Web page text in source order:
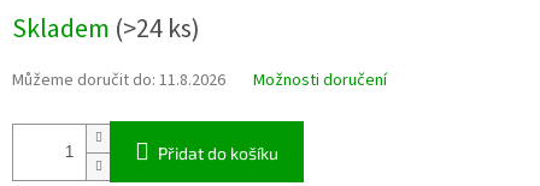
cena:
Skladem (>24 ks)
Můžeme doručit do: 11.8.2026 Možnosti doručení
Přidat do košíku